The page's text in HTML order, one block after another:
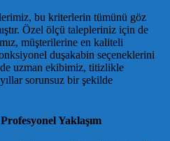
bu kriterlerin tümünü göz
Özel ölçü talepleriniz için de
müşterilerine en kaliteli
duşakabin seçeneklerini
uzman ekibimiz, titizlikle
sorunsuz bir şekilde
Yaklaşım